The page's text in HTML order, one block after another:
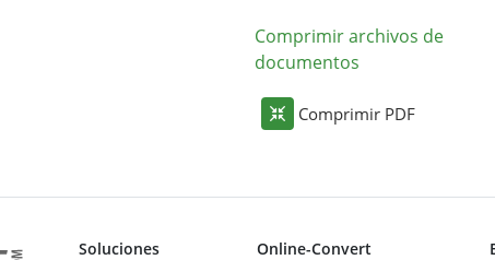
Comprimir archivos de
documentos
Comprimir PDF
Soluciones Online-Convert